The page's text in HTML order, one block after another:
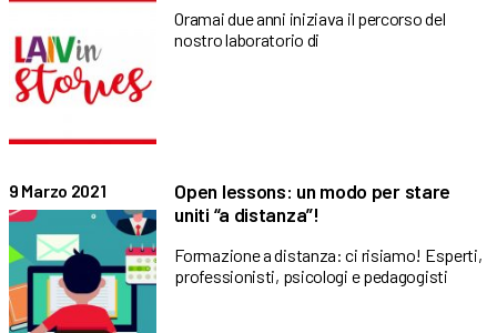
Oramai due anni iniziava il percorso del
nostro laboratorio di
9 Marzo 2021
Open lessons: un modo per stare
uniti “a distanza”!
Formazione a distanza: ci risiamo! Esperti,
professionisti, psicologi e pedagogisti